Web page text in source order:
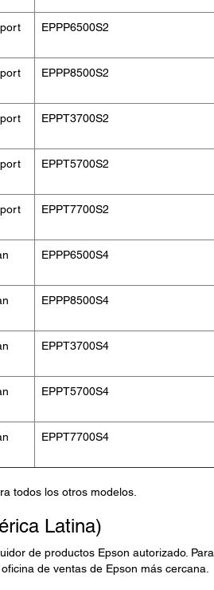
EPPP6500S2
EPPP8500S2
EPPT3700S2
EPPT5700S2
EPPT7700S2
EPPP6500S4
EPPP8500S4
EPPT3700S4
EPPT5700S4
EPPT7700S4
todos los otros modelos.
Latina)
de productos Epson autorizado. Para
de ventas de Epson más cercana.